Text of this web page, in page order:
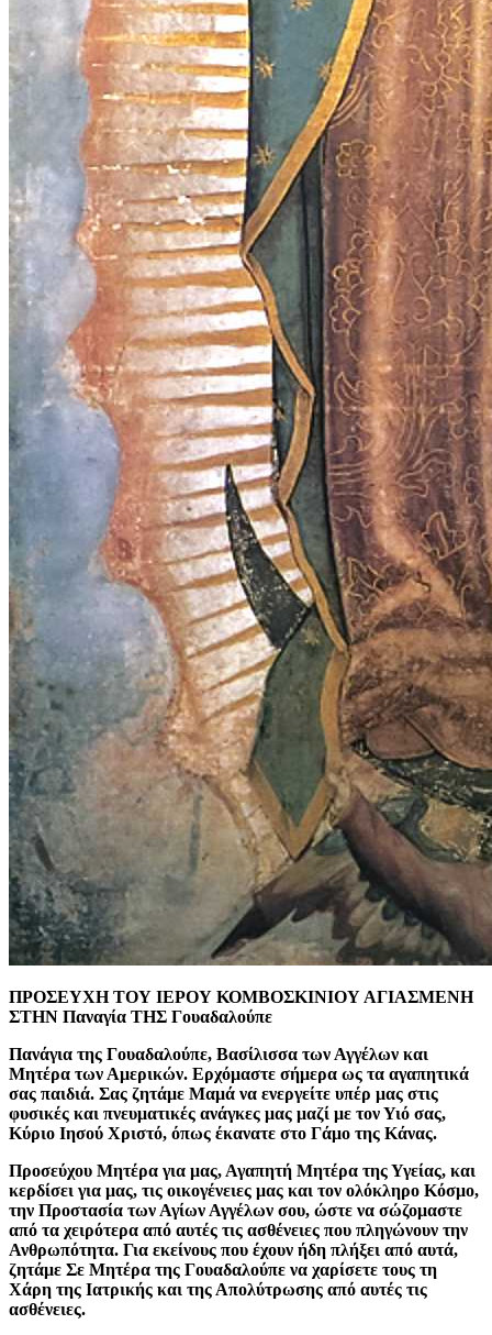
ΠΡΟΣΕΥΧΗ ΤΟΥ ΙΕΡΟΥ ΚΟΜΒΟΣΚΙΝΙΟΥ ΑΓΙΑΣΜΕΝΗ
ΣΤΗΝ Παναγία ΤΗΣ Γουαδαλούπε
Πανάγια της Γουαδαλούπε, Βασίλισσα των Αγγέλων και
Μητέρα των Αμερικών. Ερχόμαστε σήμερα ως τα αγαπητικά
σας παιδιά. Σας ζητάμε Μαμά να ενεργείτε υπέρ μας στις
φυσικές και πνευματικές ανάγκες μας μαζί με τον Υιό σας,
Κύριο Ιησού Χριστό, όπως έκανατε στο Γάμο της Κάνας.
Προσεύχου Μητέρα για μας, Αγαπητή Μητέρα της Υγείας, και
κερδίσει για μας, τις οικογένειες μας και τον ολόκληρο Κόσμο,
την Προστασία των Αγίων Αγγέλων σου, ώστε να σώζομαστε
από τα χειρότερα από αυτές τις ασθένειες που πληγώνουν την
Ανθρωπότητα. Για εκείνους που έχουν ήδη πλήξει από αυτά,
ζητάμε Σε Μητέρα της Γουαδαλούπε να χαρίσετε τους τη
Χάρη της Ιατρικής και της Απολύτρωσης από αυτές τις
ασθένειες.